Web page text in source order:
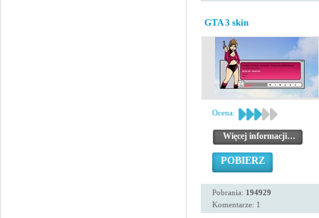
GTA 3 skin
Ocena:
Więcej informacji…
POBIERZ
Pobrania: 194929
Komentarze: 1